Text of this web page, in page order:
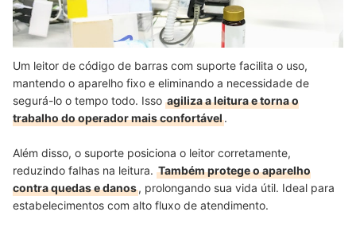
Um leitor de código de barras com suporte facilita o uso,
mantendo o aparelho fixo e eliminando a necessidade de
segurá-lo o tempo todo. Isso agiliza a leitura e torna o
trabalho do operador mais confortável.
Além disso, o suporte posiciona o leitor corretamente,
reduzindo falhas na leitura. Também protege o aparelho
contra quedas e danos, prolongando sua vida útil. Ideal para
estabelecimentos com alto fluxo de atendimento.